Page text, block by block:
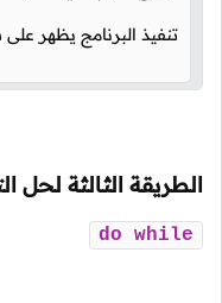
تنفيذ البرنامج يظهر
الطريقة الثالثة لحل
do while